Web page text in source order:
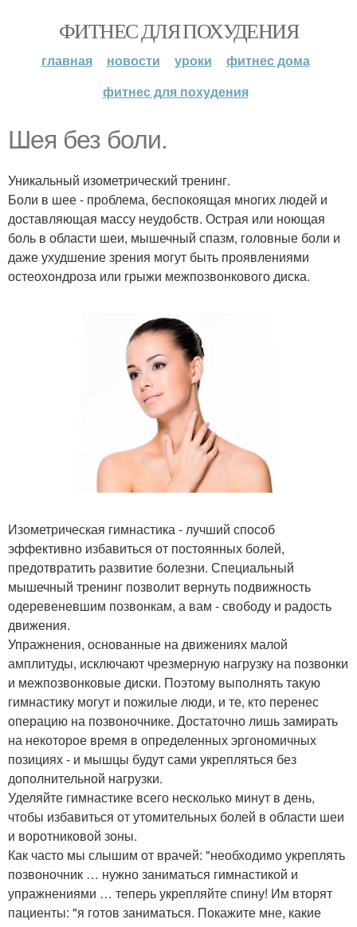
ФИТНЕС ДЛЯ ПОХУДЕНИЯ
главная новости уроки
фитнес дома
фитнес для похудения
Шея без боли.
Уникальный изометрический тренинг.
Боли в шее - проблема, беспокоящая многих людей и
доставляющая массу неудобств. Острая или ноющая
боль в области шеи, мышечный спазм, головные боли и
даже ухудшение зрения могут быть проявлениями
остеохондроза или грыжи межпозвонкового диска.
Изометрическая гимнастика - лучший способ
эффективно избавиться от постоянных болей,
предотвратить развитие болезни. Специальный
мышечный тренинг позволит вернуть подвижность
одеревеневшим позвонкам, а вам - свободу и радость
движения.
Упражнения, основанные на движениях малой
амплитуды, исключают чрезмерную нагрузку на позвонки
и межпозвонковые диски. Поэтому выполнять такую
гимнастику могут и пожилые люди, и те, кто перенес
операцию на позвоночнике. Достаточно лишь замирать
на некоторое время в определенных эргономичных
позициях - и мышцы будут сами укрепляться без
дополнительной нагрузки.
Уделяйте гимнастике всего несколько минут в день,
чтобы избавиться от утомительных болей в области шеи
и воротниковой зоны.
Как часто мы слышим от врачей: "необходимо укреплять
позвоночник … нужно заниматься гимнастикой и
упражнениями … теперь укрепляйте спину! Им вторят
пациенты: "я готов заниматься. Покажите мне, какие